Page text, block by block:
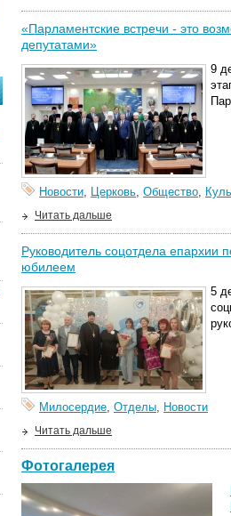
«Парламентские встречи - это
депутатами»
9
Новости, Церковь, Общество,
Читать дальше
Руководитель соцотдела епархии
юбилеем
5
Милосердие, Отделы, Новости
Читать дальше
Фотогалерея